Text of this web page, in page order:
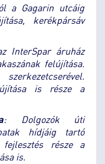
a Gagarin utcáig
kerékpársáv
InterSpar áruház
felújítása.
is része a
: Dolgozók úti
hídjáig tartó
fejlesztés része a
is.